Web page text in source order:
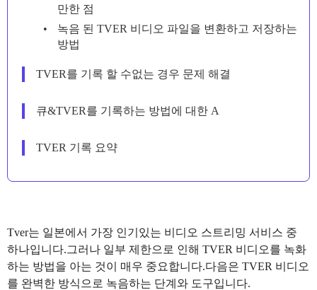
만한 점
녹음 된 TVER 비디오 파일을 변환하고 저장하는
방법
TVER를 기록 할 수없는 경우 문제 해결
큐&TVER를 기록하는 방법에 대한 A
TVER 기록 요약
Tver는 일본에서 가장 인기있는 비디오 스트리밍 서비스 중
하나입니다.그러나 일부 제한으로 인해 TVER 비디오를 녹화
하는 방법을 아는 것이 매우 중요합니다.다음은 TVER 비디오
를 완벽한 방식으로 녹음하는 단계와 도구입니다.